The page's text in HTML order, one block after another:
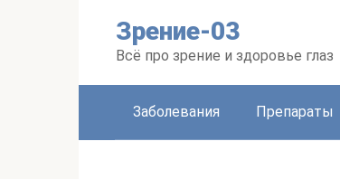
Зрение-03
Всё про зрение и здоровье глаз
Заболевания Препараты